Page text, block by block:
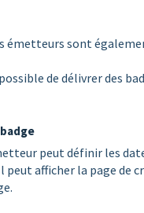
émetteurs sont
de délivrer des
peut définir les
afficher la page de